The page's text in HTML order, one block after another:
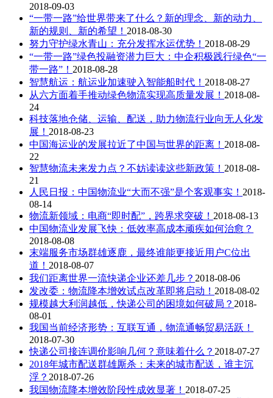
2018-09-03
“一带一路”给世界带来了什么？新的理念、新的动力、
新的规则、新的希望！ 2018-08-30
努力守护绿水青山：充分发挥水运优势！ 2018-08-29
“一带一路”绿色投融资潜力巨大：中企积极践行绿色“一
带一路”！ 2018-08-28
智慧航运：航运业加速驶入智能船时代！ 2018-08-27
从六方面着手推动绿色物流实现高质量发展！ 2018-08-
24
科技落地仓储、运输、配送，助力物流行业向无人化发
展！ 2018-08-23
中国海运业的发展拉近了中国与世界的距离！ 2018-08-
22
智慧物流未来发力点？不妨读读这些新政策！ 2018-08-
21
人民日报：中国物流业“大而不强”是个客观事实！ 2018-
08-14
物流新领域：电商“即时配”，跨界求突破！ 2018-08-13
中国物流业发展飞快：低效率高成本顽疾如何治愈？
2018-08-08
末端服务市场群雄逐鹿，最终谁能更接近用户C位出
道！ 2018-08-07
我们距离世界一流快递企业还差几步？ 2018-08-06
发改委：物流降本增效试点改革即将启动！ 2018-08-02
规模越大利润越低，快递公司的困境如何破局？ 2018-
08-01
我国当前经济形势：互联互通，物流通畅贸易活跃！
2018-07-30
快递公司接连调价影响几何？意味着什么？ 2018-07-27
2018年城市配送群雄厮杀：未来的城市配送，谁主沉
浮？ 2018-07-26
我国物流降本增效阶段性成效显著！ 2018-07-25